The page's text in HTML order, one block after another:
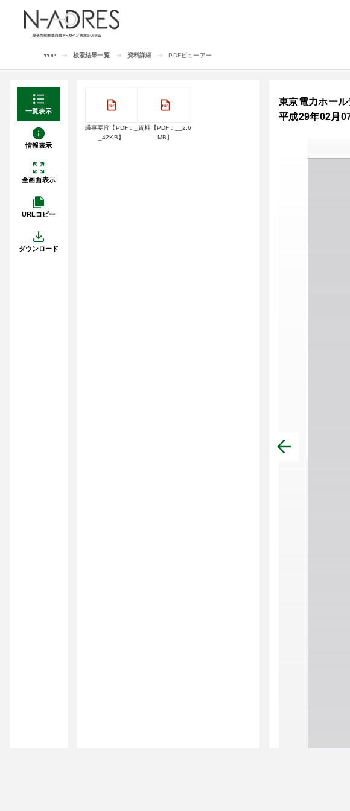
TOP 検索結果一覧 資料詳細 PDFビューアー
一覧表示
情報表示
全画面表示
URLコピー
ダウンロード
議事要旨【PDF：_
_42KB】
資料【PDF：__2.6
MB】
東京電力ホー
平成29年02月